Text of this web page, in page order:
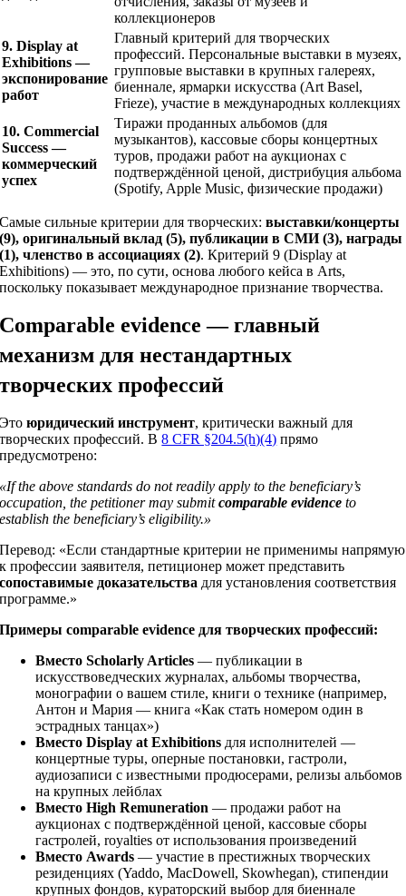
коллекционеров
9. Display at
Exhibitions —
экспонирование
работ
Главный критерий для творческих
профессий. Персональные выставки в музеях,
групповые выставки в крупных галереях,
биеннале, ярмарки искусства (Art Basel,
Frieze), участие в международных коллекциях
10. Commercial
Success —
коммерческий
успех
Тиражи проданных альбомов (для
музыкантов), кассовые сборы концертных
туров, продажи работ на аукционах с
подтверждённой ценой, дистрибуция альбома
(Spotify, Apple Music, физические продажи)
Самые сильные критерии для творческих:выставки/концерты
(9), оригинальный вклад (5), публикации в СМИ (3), награды
(1), членство в ассоциациях (2). Критерий 9 (Display at
Exhibitions) — это, по сути, основа любого кейса в Arts,
поскольку показывает международное признание творчества.
Comparable evidence — главный
механизм для нестандартных
творческих профессий
Этоюридический инструмент, критически важный для
творческих профессий. В8 CFR §204.5(h)(4) прямо
предусмотрено:
«If the above standards do not readily apply to the beneficiary’s
occupation, the petitioner may submitcomparable evidence to
establish the beneficiary’s eligibility.»
Перевод: «Если стандартные критерии не применимы напрямую
к профессии заявителя, петиционер может представить
сопоставимые доказательства для установления соответствия
программе.»
Примеры comparable evidence для творческих профессий:
Вместо Scholarly Articles — публикации в
искусствоведческих журналах, альбомы творчества,
монографии о вашем стиле, книги о технике (например,
Антон и Мария — книга «Как стать номером один в
эстрадных танцах»)
Вместо Display at Exhibitions для исполнителей —
концертные туры, оперные постановки, гастроли,
аудиозаписи с известными продюсерами, релизы альбомов
на крупных лейблах
Вместо High Remuneration — продажи работ на
аукционах с подтверждённой ценой, кассовые сборы
гастролей, royalties от использования произведений
Вместо Awards — участие в престижных творческих
резиденциях (Yaddo, MacDowell, Skowhegan), стипендии
крупных фондов, кураторский выбор для биеннале